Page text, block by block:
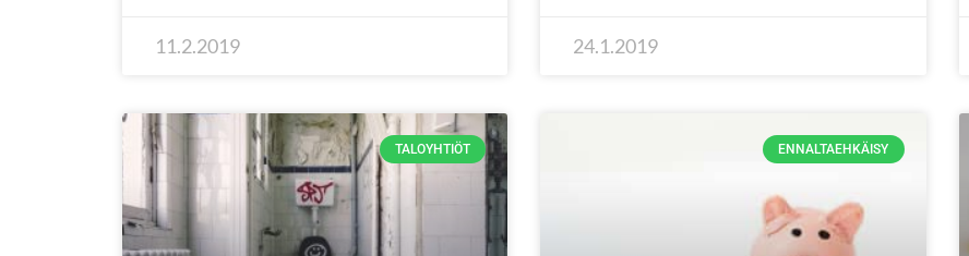
11.2.2019 24.1.2019
TALOYHTIÖT ENNALTAEHKÄISY